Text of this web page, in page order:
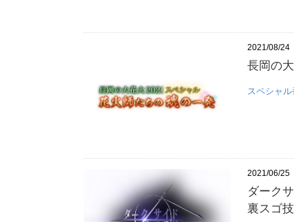
2021/08/24
長岡の
スペシャル
2021/06/25
ダーク
裏スゴ技